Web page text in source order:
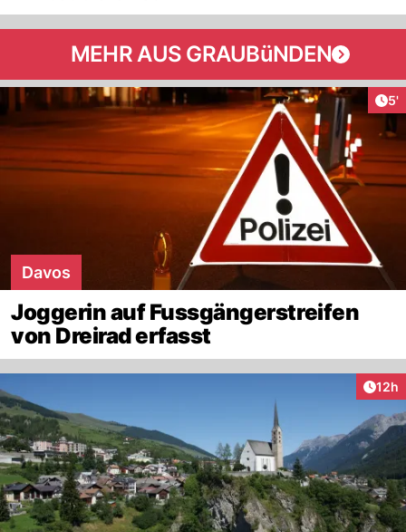
MEHR AUS GRAUBüNDEN
5'
Davos
Joggerin auf Fussgängerstreifen
von Dreirad erfasst
12h